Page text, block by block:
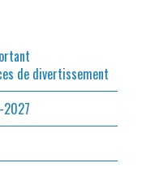
de divertissement
2027